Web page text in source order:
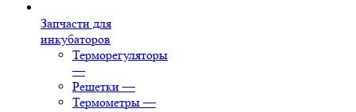
Запчасти для
инкубаторов
Терморегуляторы
—
Решетки —
Термометры —